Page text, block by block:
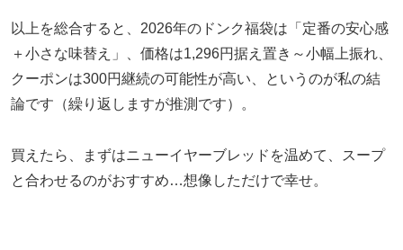
以上を総合すると、2026年のドンク福袋は「定番の安心感
＋小さな味替え」、価格は1,296円据え置き～小幅上振れ、
クーポンは300円継続の可能性が高い、というのが私の結
論です（繰り返しますが推測です）。
買えたら、まずはニューイヤーブレッドを温めて、スープ
と合わせるのがおすすめ…想像しただけで幸せ。